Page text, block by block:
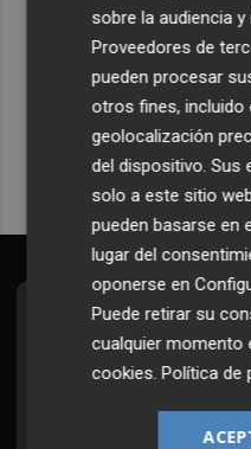
Recibe toda
Plaza
Quiero
Todos los días a
sobre la audiencia
Proveedores de
pueden procesar
otros fines, incluido
geolocalización
del dispositivo. Sus
solo a este sitio
pueden basarse en
lugar del
oponerse en
Puede retirar su
cualquier momento
cookies.Política de